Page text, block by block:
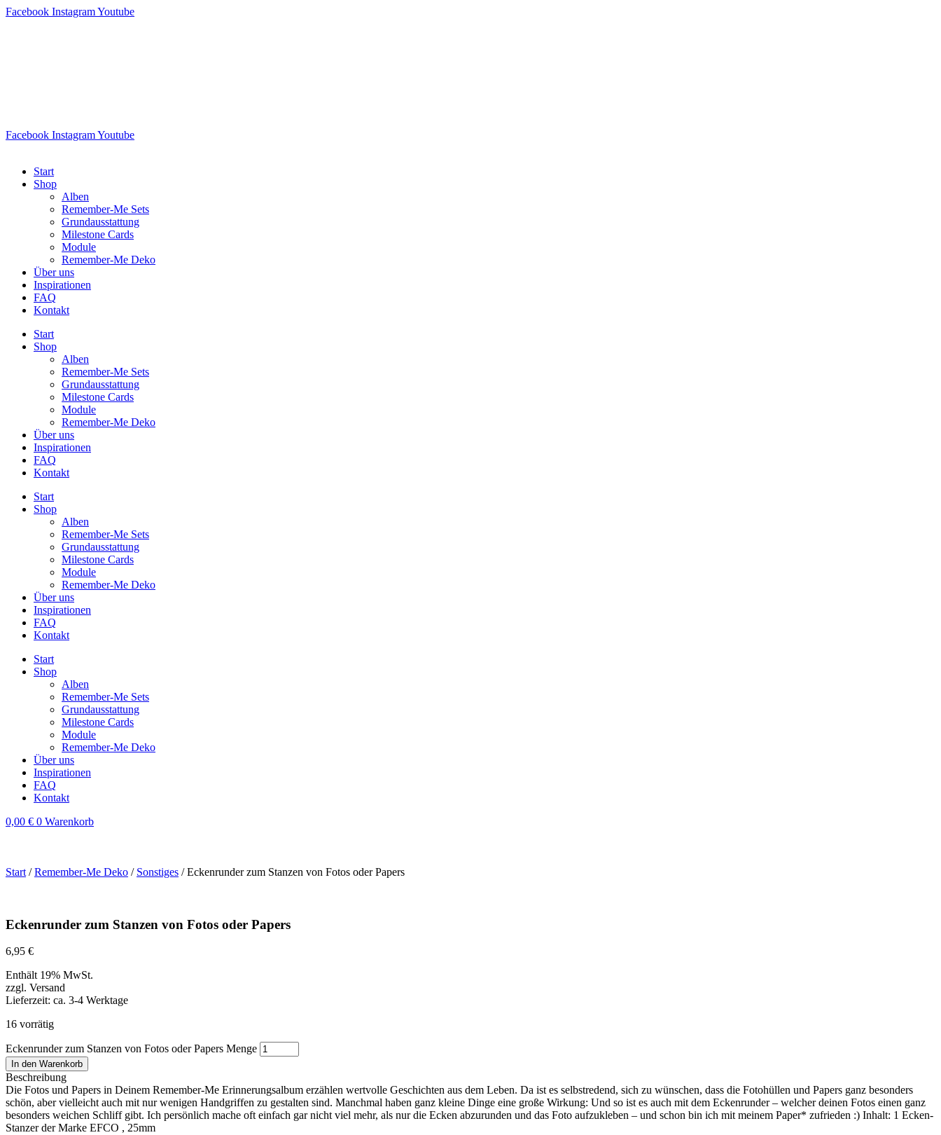
Facebook InstagramYoutube
Facebook InstagramYoutube
Start
Shop
Alben
Remember-Me Sets
Grundausstattung
Milestone Cards
Module
Remember-Me Deko
Über uns
Inspirationen
FAQ
Kontakt
Start
Shop
Alben
Remember-Me Sets
Grundausstattung
Milestone Cards
Module
Remember-Me Deko
Über uns
Inspirationen
FAQ
Kontakt
Start
Shop
Alben
Remember-Me Sets
Grundausstattung
Milestone Cards
Module
Remember-Me Deko
Über uns
Inspirationen
FAQ
Kontakt
Start
Shop
Alben
Remember-Me Sets
Grundausstattung
Milestone Cards
Module
Remember-Me Deko
Über uns
Inspirationen
FAQ
Kontakt
0,00 € 0 Warenkorb
Start /Remember-Me Deko / Sonstiges / Eckenrunder zum Stanzen von Fotos oder Papers
Eckenrunder zum Stanzen von Fotos oder Papers
6,95 €
Enthält 19% MwSt.
zzgl. Versand
Lieferzeit: ca. 3-4 Werktage
16 vorrätig
Eckenrunder zum Stanzen von Fotos oder Papers Menge
In den Warenkorb
Beschreibung
Die Fotos und Papers in Deinem Remember-Me Erinnerungsalbum erzählen wertvolle Geschichten aus dem Leben. Da ist es selbstredend, sich zu wünschen, dass die Fotohüllen und Papers ganz besonders
schön, aber vielleicht auch mit nur wenigen Handgriffen zu gestalten sind. Manchmal haben ganz kleine Dinge eine große Wirkung: Und so ist es auch mit dem Eckenrunder – welcher deinen Fotos einen ganz
besonders weichen Schliff gibt. Ich persönlich mache oft einfach gar nicht viel mehr, als nur die Ecken abzurunden und das Foto aufzukleben – und schon bin ich mit meinem Paper* zufrieden :) Inhalt: 1 Ecken-
Stanzer der Marke EFCO , 25mm